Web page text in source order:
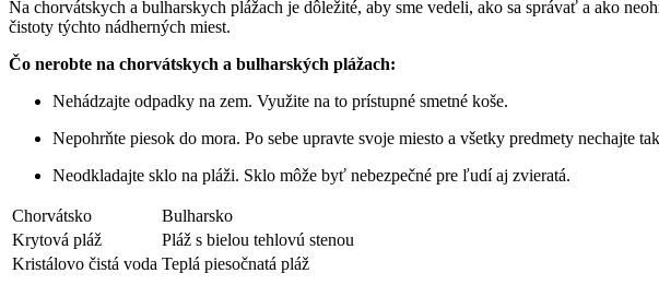
Na chorvátskych a bulharskych plážach je dôležité, aby sme vedeli, ako sa správať a ako
čistoty týchto nádherných miest.
Čo nerobte na chorvátskych a bulharských plážach:
Nehádzajte odpadky na zem. Využite na to prístupné smetné koše.
Nepohrňte piesok do mora. Po sebe upravte svoje miesto a všetky predmety nechajte
Neodkladajte sklo na pláži. Sklo môže byť nebezpečné pre ľudí aj zvieratá.
Chorvátsko
Bulharsko
Krytová pláž
Pláž s bielou tehlovú stenou
Kristálovo čistá voda Teplá piesočnatá pláž